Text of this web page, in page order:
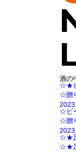
酒の
☆★
☆贈
☆ビ
☆贈
☆★
☆★